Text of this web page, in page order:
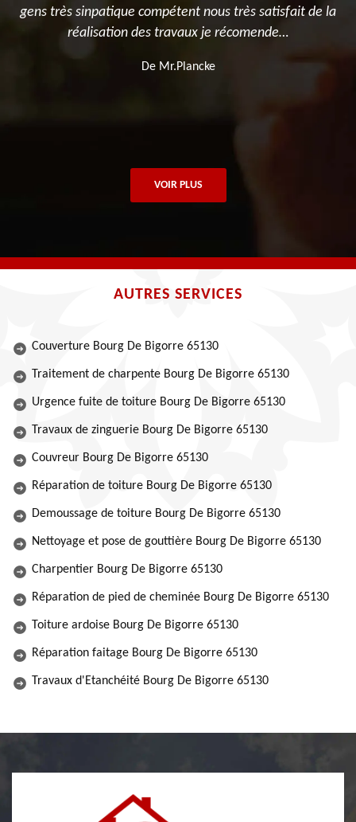
gens très sinpatique compétent nous très satisfait de la
réalisation des travaux je récomende…
De Mr.Plancke
VOIR PLUS
AUTRES SERVICES
Couverture Bourg De Bigorre 65130
Traitement de charpente Bourg De Bigorre 65130
Urgence fuite de toiture Bourg De Bigorre 65130
Travaux de zinguerie Bourg De Bigorre 65130
Couvreur Bourg De Bigorre 65130
Réparation de toiture Bourg De Bigorre 65130
Demoussage de toiture Bourg De Bigorre 65130
Nettoyage et pose de gouttière Bourg De Bigorre 65130
Charpentier Bourg De Bigorre 65130
Réparation de pied de cheminée Bourg De Bigorre 65130
Toiture ardoise Bourg De Bigorre 65130
Réparation faitage Bourg De Bigorre 65130
Travaux d'Etanchéité Bourg De Bigorre 65130